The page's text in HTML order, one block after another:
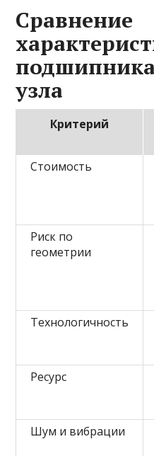
Сравнение
узла
Критерий
Стоимость
Риск по
геометрии
Технологичность
Ресурс
Шум и вибрации